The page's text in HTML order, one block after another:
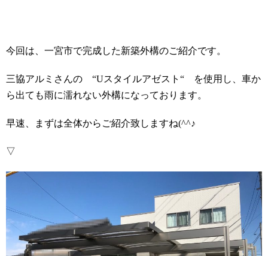
今回は、一宮市で完成した新築外構のご紹介です。
三協アルミさんの “Uスタイルアゼスト“ を使用し、車か
ら出ても雨に濡れない外構になっております。
早速、まずは全体からご紹介致しますね(^^♪
▽